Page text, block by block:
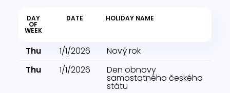
DAY
OF
WEEK
DATE HOLIDAY NAME
Thu 1/1/2026
Nový rok
Thu
1/1/2026 Den obnovy
samostatného českého
státu